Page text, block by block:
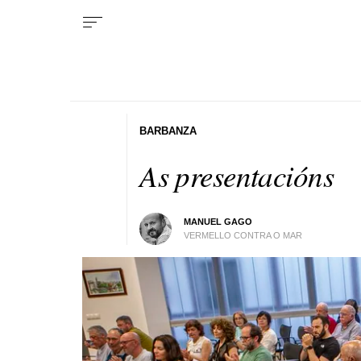
As presentacións
MANUEL GAGO
VERMELLO CONTRA O MAR
BARBANZA